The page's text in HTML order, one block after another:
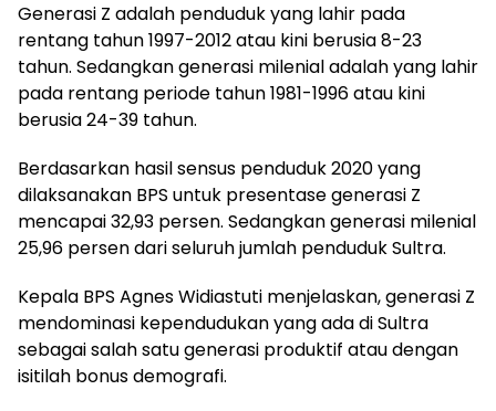
Generasi Z adalah penduduk yang lahir pada
rentang tahun 1997-2012 atau kini berusia 8-23
tahun. Sedangkan generasi milenial adalah yang lahir
pada rentang periode tahun 1981-1996 atau kini
berusia 24-39 tahun.
Berdasarkan hasil sensus penduduk 2020 yang
dilaksanakan BPS untuk presentase generasi Z
mencapai 32,93 persen. Sedangkan generasi milenial
25,96 persen dari seluruh jumlah penduduk Sultra.
Kepala BPS Agnes Widiastuti menjelaskan, generasi Z
mendominasi kependudukan yang ada di Sultra
sebagai salah satu generasi produktif atau dengan
isitilah bonus demografi.